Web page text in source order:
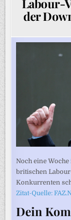
Labour-
der
Noch eine
britischen
Konkurrenten
Zitat-Quelle:
Dein